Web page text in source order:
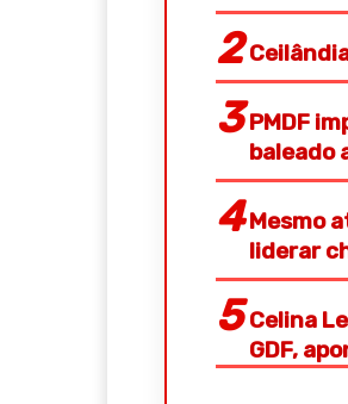
PMDF
baleado
Mesmo
liderar
Celina
GDF,